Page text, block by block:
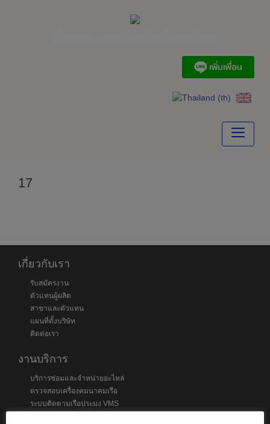
17
เกี่ยวกับเรา
รับสมัครงาน
ตัวแทนผู้ผลิต
สาขาและตัวแทน
แผนที่ตั้งบริษัท
ติดต่อเรา
งานบริการ
บริการซ่อมและจำหน่ายอะไหล่
ตรวจสอบเครื่องคมนาคมเรือ
ระบบติดตามเรือประมง VMS